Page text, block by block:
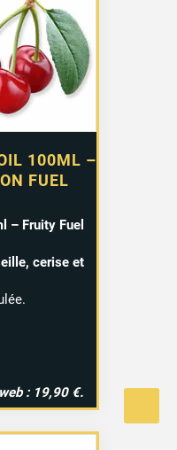
100ML –
FUEL
– Fruity Fuel
cerise et
: 19,90 €.